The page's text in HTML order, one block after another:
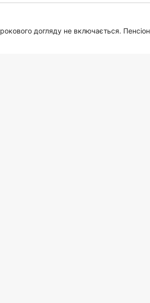
догляду не включається.